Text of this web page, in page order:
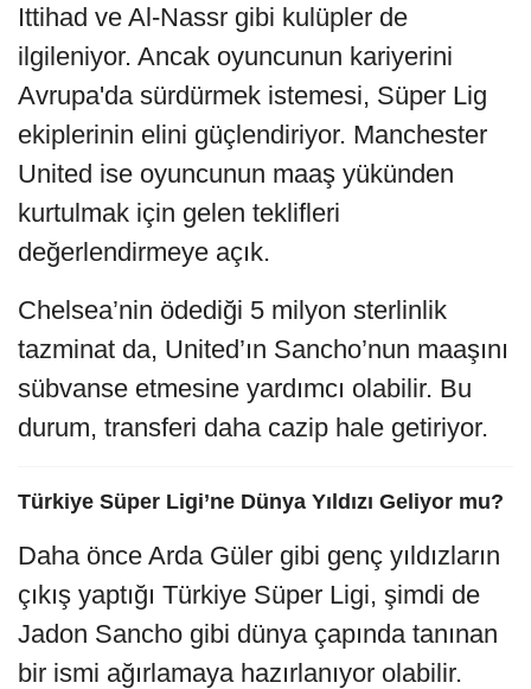
Ittihad ve Al-Nassr gibi kulüpler de
ilgileniyor. Ancak oyuncunun kariyerini
Avrupa'da sürdürmek istemesi, Süper Lig
ekiplerinin elini güçlendiriyor. Manchester
United ise oyuncunun maaş yükünden
kurtulmak için gelen teklifleri
değerlendirmeye açık.
Chelsea’nin ödediği 5 milyon sterlinlik
tazminat da, United’ın Sancho’nun maaşını
sübvanse etmesine yardımcı olabilir. Bu
durum, transferi daha cazip hale getiriyor.
Türkiye Süper Ligi’ne Dünya Yıldızı Geliyor mu?
Daha önce Arda Güler gibi genç yıldızların
çıkış yaptığı Türkiye Süper Ligi, şimdi de
Jadon Sancho gibi dünya çapında tanınan
bir ismi ağırlamaya hazırlanıyor olabilir.